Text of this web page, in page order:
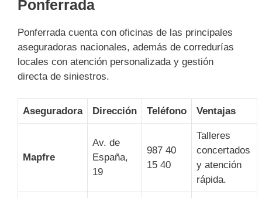
Ponferrada
Ponferrada cuenta con oficinas de las principales
aseguradoras nacionales, además de corredurías
locales con atención personalizada y gestión
directa de siniestros.
Aseguradora Dirección Teléfono Ventajas
Mapfre
Av. de
España,
19
987 40
15 40
Talleres
concertados
y atención
rápida.